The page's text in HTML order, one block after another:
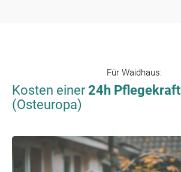
Für Waidhaus:
Kosten einer24h Pflegekraft
(Osteuropa)